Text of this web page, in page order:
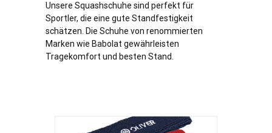
Unsere Squashschuhe sind perfekt für
Sportler, die eine gute Standfestigkeit
schätzen. Die Schuhe von renommierten
Marken wie Babolat gewährleisten
Tragekomfort und besten Stand.